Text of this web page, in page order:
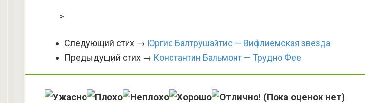
>
Следующий стих → Юргис Балтрушайтис — Вифлиемская звезда
Предыдущий стих → Константин Бальмонт — Трудно Фее
(Пока оценок нет)